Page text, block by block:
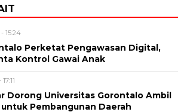
15:24
Perketat Pengawasan Digital,
Kontrol Gawai Anak
Dorong Universitas Gorontalo Ambil
Pembangunan Daerah